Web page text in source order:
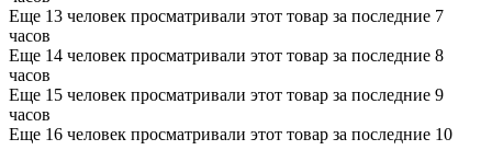
Еще 13 человек просматривали этот товар за последние 7
часов
Еще 14 человек просматривали этот товар за последние 8
часов
Еще 15 человек просматривали этот товар за последние 9
часов
Еще 16 человек просматривали этот товар за последние 10